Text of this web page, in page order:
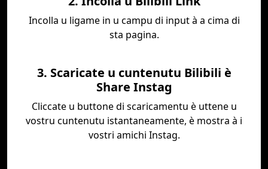
Incolla u ligame in u campu di input à a cima di
sta pagina.
3. Scaricate u cuntenutu Bilibili è
Share Instag
Cliccate u buttone di scaricamentu è uttene u
vostru cuntenutu istantaneamente, è mostra à i
vostri amichi Instag.